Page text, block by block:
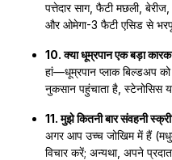
पत्तेदार साग, फैटी मछली,
और ओमेगा-3 फैटी एसिड से
10. क्या धूम्रपान एक बड़ा
हां—धूम्रपान प्लाक बिल्डअप
नुकसान पहुंचाता है, स्टेनोसिस
11. मुझे कितनी बार संवहनी
अगर आप उच्च जोखिम में हैं
विचार करें; अन्यथा, अपने